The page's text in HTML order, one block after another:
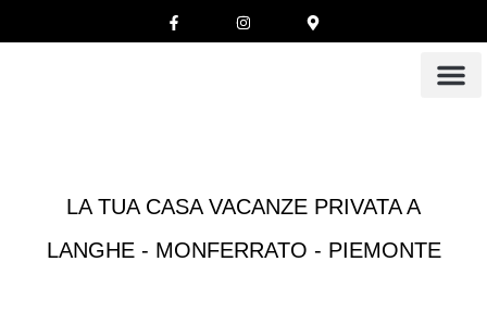
LA TUA CASA VACANZE PRIVATA A
LANGHE - MONFERRATO - PIEMONTE